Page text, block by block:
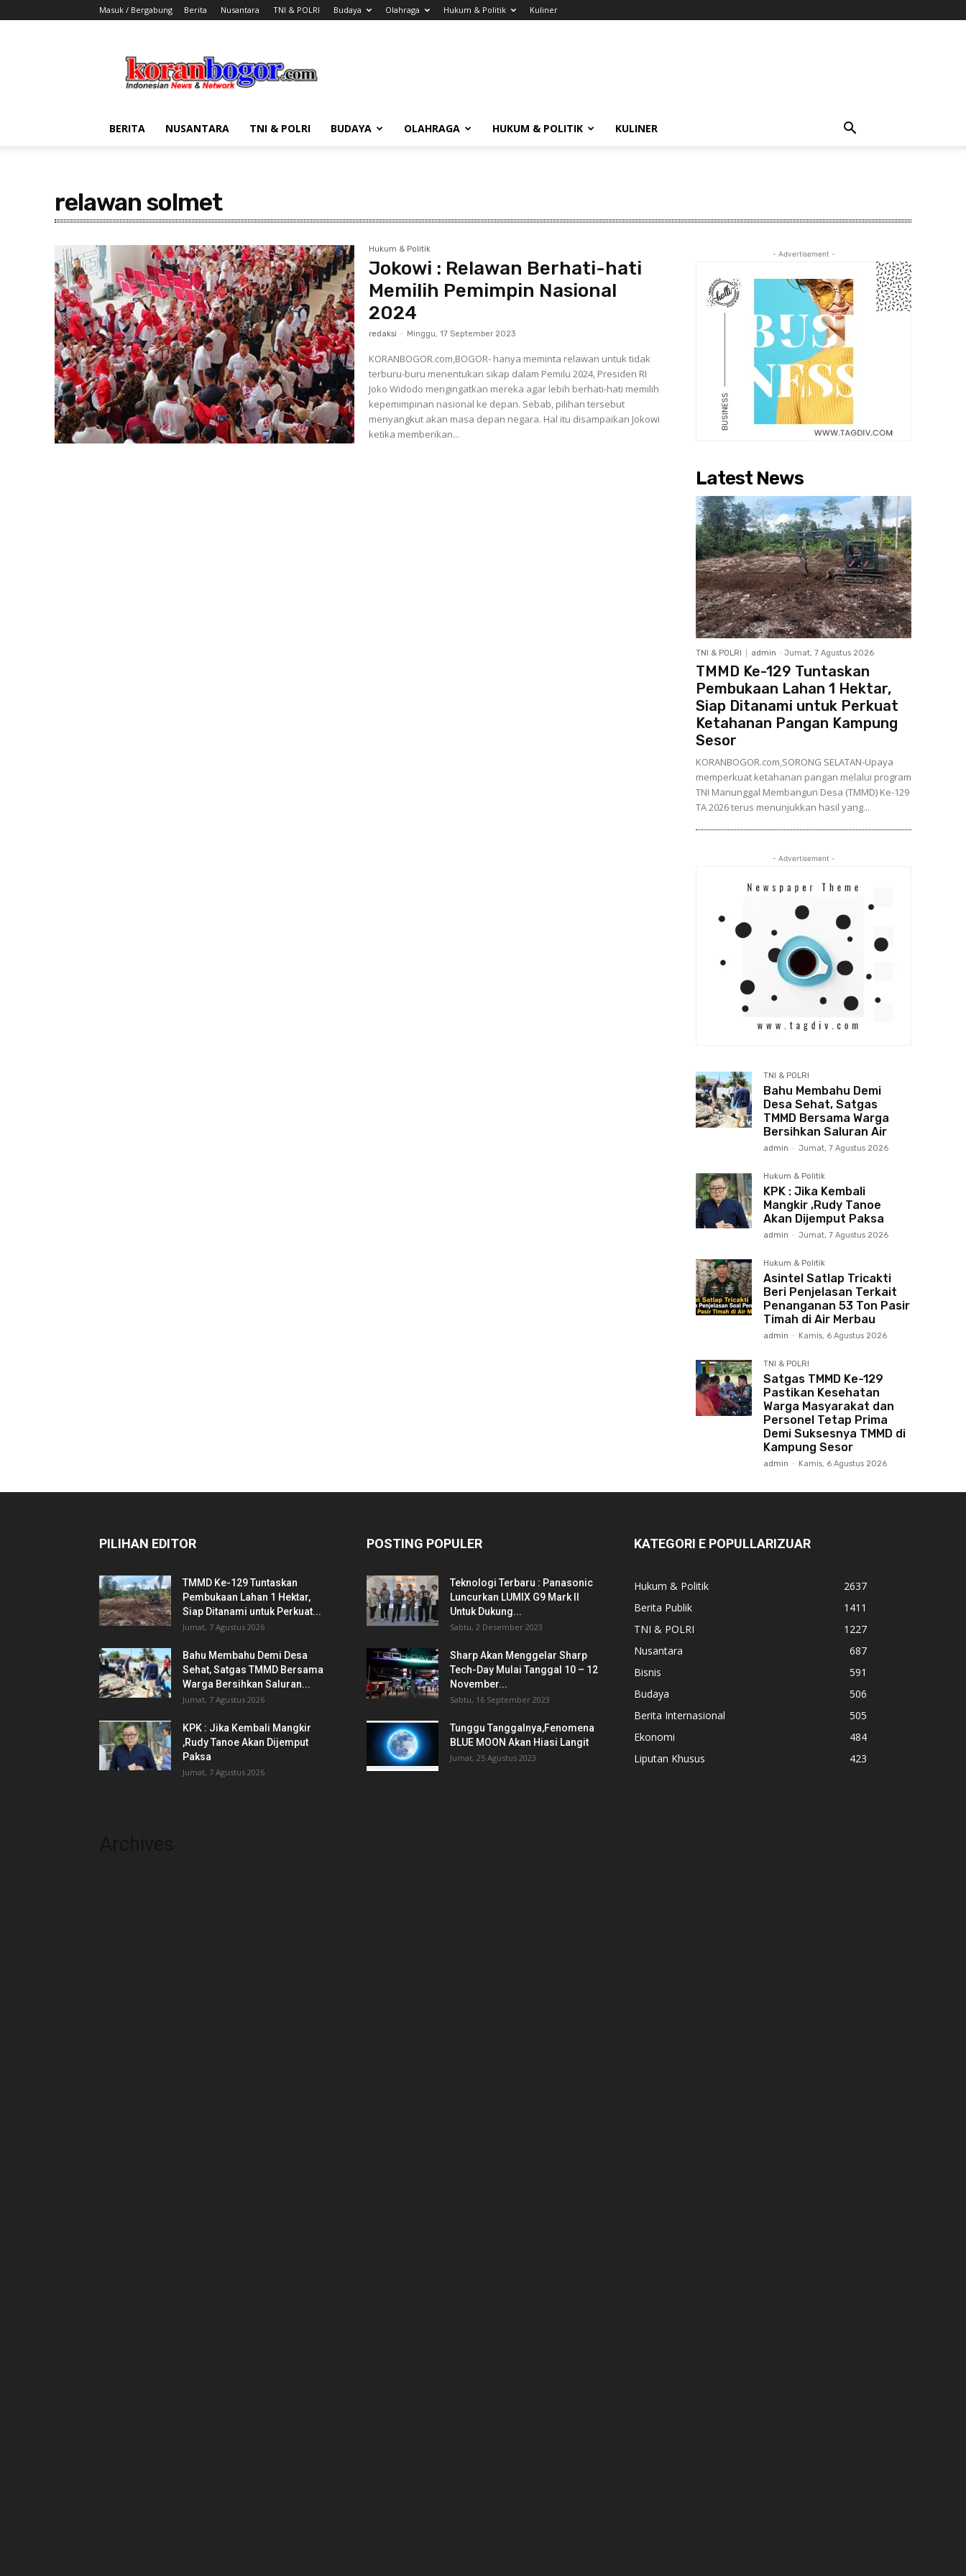
Masuk / Bergabung Berita Nusantara TNI & POLRI Budaya Olahraga Hukum & Politik Kuliner
Bogor
BERITA NUSANTARA TNI & POLRI BUDAYA OLAHRAGA HUKUM & POLITIK KULINER
relawan solmet
Hukum & Politik
Jokowi : Relawan Berhati-hati
Memilih Pemimpin Nasional
2024
redaksi - Minggu, 17 September 2023
KORANBOGOR.com,BOGOR- hanya meminta relawan untuk tidak
terburu-buru menentukan sikap dalam Pemilu 2024, Presiden RI
Joko Widodo mengingatkan mereka agar lebih berhati-hati memilih
kepemimpinan nasional ke depan. Sebab, pilihan tersebut
menyangkut akan masa depan negara. Hal itu disampaikan Jokowi
ketika memberikan...
- Advertisement -
Latest News
TNI & POLRI admin - Jumat, 7 Agustus 2026
TMMD Ke-129 Tuntaskan
Pembukaan Lahan 1 Hektar,
Siap Ditanami untuk Perkuat
Ketahanan Pangan Kampung
Sesor
KORANBOGOR.com,SORONG SELATAN-Upaya
memperkuat ketahanan pangan melalui program
TNI Manunggal Membangun Desa (TMMD) Ke-129
TA 2026 terus menunjukkan hasil yang...
- Advertisement -
TNI & POLRI
Bahu Membahu Demi
Desa Sehat, Satgas
TMMD Bersama Warga
Bersihkan Saluran Air
admin - Jumat, 7 Agustus 2026
Hukum & Politik
KPK : Jika Kembali
Mangkir ,Rudy Tanoe
Akan Dijemput Paksa
admin - Jumat, 7 Agustus 2026
Hukum & Politik
Asintel Satlap Tricakti
Beri Penjelasan Terkait
Penanganan 53 Ton Pasir
Timah di Air Merbau
admin - Kamis, 6 Agustus 2026
TNI & POLRI
Satgas TMMD Ke-129
Pastikan Kesehatan
Warga Masyarakat dan
Personel Tetap Prima
Demi Suksesnya TMMD di
Kampung Sesor
admin - Kamis, 6 Agustus 2026
PILIHAN EDITOR
TMMD Ke-129 Tuntaskan
Pembukaan Lahan 1 Hektar,
Siap Ditanami untuk Perkuat...
Jumat, 7 Agustus 2026
Bahu Membahu Demi Desa
Sehat, Satgas TMMD Bersama
Warga Bersihkan Saluran...
Jumat, 7 Agustus 2026
KPK : Jika Kembali Mangkir
,Rudy Tanoe Akan Dijemput
Paksa
Jumat, 7 Agustus 2026
POSTING POPULER
Teknologi Terbaru : Panasonic
Luncurkan LUMIX G9 Mark II
Untuk Dukung...
Sabtu, 2 Desember 2023
Sharp Akan Menggelar Sharp
Tech-Day Mulai Tanggal 10 – 12
November...
Sabtu, 16 September 2023
Tunggu Tanggalnya,Fenomena
BLUE MOON Akan Hiasi Langit
Jumat, 25 Agustus 2023
KATEGORI E POPULLARIZUAR
Hukum & Politik
2637
Berita Publik
1411
TNI & POLRI
1227
Nusantara
687
Bisnis
591
Budaya
506
Berita Internasional
505
Ekonomi
484
Liputan Khusus
423